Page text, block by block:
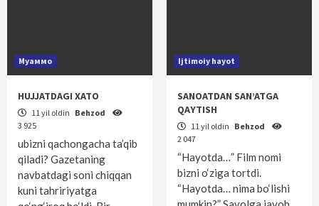
Муаммо
HUJJATDAGI XATO
11 yil oldin Behzod
3 925
ubizni qachongacha ta’qib
qiladi? Gazetaning
navbatdagi soni chiqqan
kuni tahririyatga
Ijtimoiy hayot
SANOATDAN SAN’ATGA
QAYTISH
11 yil oldin Behzod
2 047
“Hayotda…” Film nomi
bizni o‘ziga tortdi.
“Hayotda… nima bo‘lishi